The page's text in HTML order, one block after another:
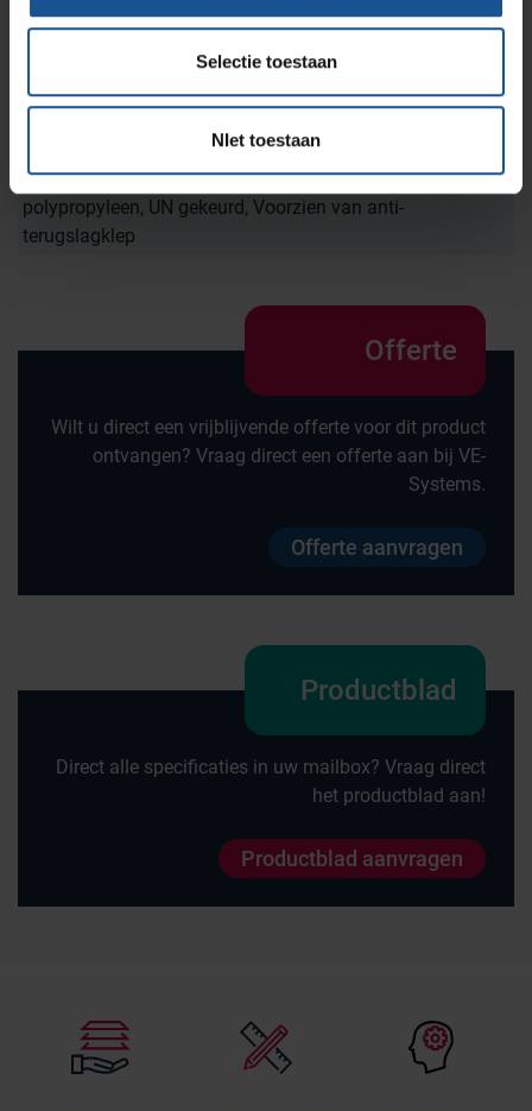
Selectie toestaan
NIet toestaan
Onderdeel van
Voordelen
Bij verbranding komen geen schadelijke stoffen vrij,
Indicatie voor maximaal vulniveau, Prikvast
polypropyleen, UN gekeurd, Voorzien van anti-
terugslagklep
Offerte
Wilt u direct een vrijblijvende offerte voor dit product
ontvangen? Vraag direct een offerte aan bij VE-
Systems.
Offerte aanvragen
Productblad
Direct alle specificaties in uw mailbox? Vraag direct
het productblad aan!
Productblad aanvragen